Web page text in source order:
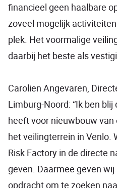
financieel geen haalbare
zoveel mogelijk
plek. Het voormalige
daarbij het beste als
Carolien Angevaren,
Limburg-Noord: “Ik ben
heeft voor nieuwbouw
het veilingterrein in Venlo.
Risk Factory in de directe
geven. Daarmee geven
opdracht om te zoeken